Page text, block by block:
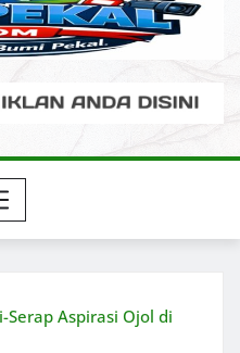
Aspirasi Ojol di